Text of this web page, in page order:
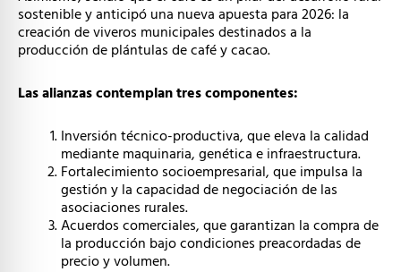
sostenible y anticipó una nueva apuesta para 2026: la
creación de viveros municipales destinados a la
producción de plántulas de café y cacao.
Las alianzas contemplan tres componentes:
Inversión técnico-productiva, que eleva la calidad
mediante maquinaria, genética e infraestructura.
Fortalecimiento socioempresarial, que impulsa la
gestión y la capacidad de negociación de las
asociaciones rurales.
Acuerdos comerciales, que garantizan la compra de
la producción bajo condiciones preacordadas de
precio y volumen.